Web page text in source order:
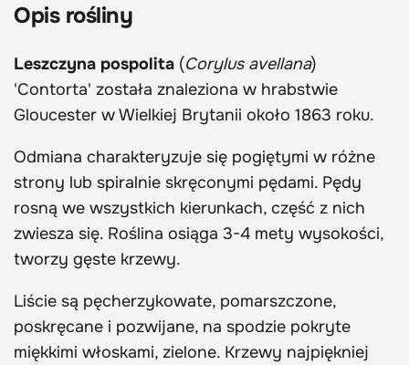
Opis rośliny
Leszczyna pospolita (Corylus avellana)
'Contorta' została znaleziona w hrabstwie
Gloucester w Wielkiej Brytanii około 1863 roku.
Odmiana charakteryzuje się pogiętymi w różne
strony lub spiralnie skręconymi pędami. Pędy
rosną we wszystkich kierunkach, część z nich
zwiesza się. Roślina osiąga 3-4 mety wysokości,
tworzy gęste krzewy.
Liście są pęcherzykowate, pomarszczone,
poskręcane i pozwijane, na spodzie pokryte
miękkimi włoskami, zielone. Krzewy najpiękniej